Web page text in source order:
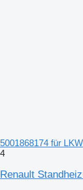
5001868174 für LKW
4
Renault